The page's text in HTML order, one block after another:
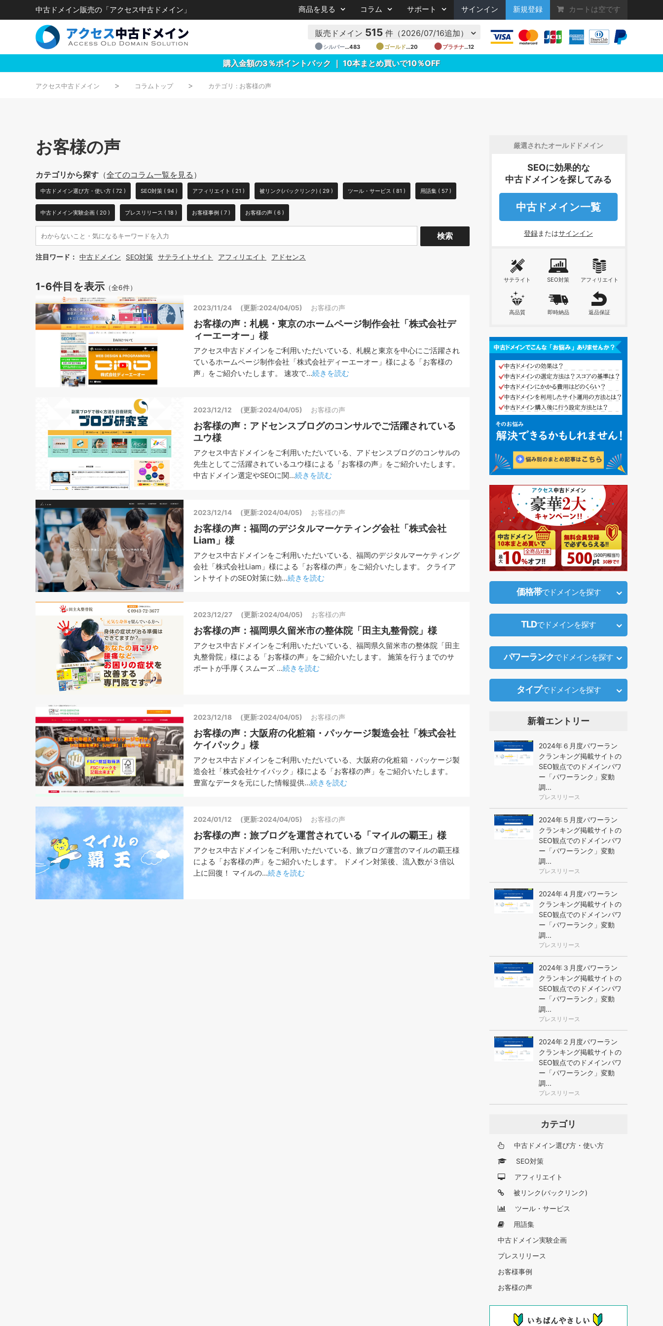
中古ドメイン販売の「アクセス中古ドメイン」 商品を見る コラム サポート サインイン 新規登録 カートは空です
販売ドメイン 515 件 （2026/07/16追加）
●シルバー…483 ●ゴールド…20 ●プラチナ…12
購入金額の3％ポイントバック ｜ 10本まとめ買いで10％OFF
アクセス中古ドメイン コラムトップ カテゴリ : お客様の声
お客様の声
カテゴリから探す （全てのコラム一覧を見る ）
中古ドメイン選び方・使い方 ( 72 ) SEO対策 ( 94 ) アフィリエイト ( 21 ) 被リンク(バックリンク) ( 29 ) ツール・サービス ( 81 ) 用語集 ( 57 )
中古ドメイン実験企画 ( 20 ) プレスリリース ( 18 ) お客様事例 ( 7 ) お客様の声 ( 6 )
注目ワード： 中古ドメイン SEO対策 サテライトサイト アフィリエイト アドセンス
1-6件目を表示 （全6件）
2023/11/24 (更新:2024/04/05) お客様の声
お客様の声：札幌・東京のホームページ制作会社「株式会社デ
ィーエーオー」様
アクセス中古ドメインをご利用いただいている、札幌と東京を中心にご活躍され
ているホームページ制作会社「株式会社ディーエーオー」様による「お客様の
声」をご紹介いたします。 速攻で...続きを読む
2023/12/12 (更新:2024/04/05) お客様の声
お客様の声：アドセンスブログのコンサルでご活躍されている
ユウ様
アクセス中古ドメインをご利用いただいている、アドセンスブログのコンサルの
先生としてご活躍されているユウ様による「お客様の声」をご紹介いたします。
中古ドメイン選定やSEOに関...続きを読む
2023/12/14 (更新:2024/04/05) お客様の声
お客様の声：福岡のデジタルマーケティング会社「株式会社
Liam」様
アクセス中古ドメインをご利用いただいている、福岡のデジタルマーケティング
会社「株式会社Liam」様による「お客様の声」をご紹介いたします。 クライア
ントサイトのSEO対策に効...続きを読む
2023/12/27 (更新:2024/04/05) お客様の声
お客様の声：福岡県久留米市の整体院「田主丸整骨院」様
アクセス中古ドメインをご利用いただいている、福岡県久留米市の整体院「田主
丸整骨院」様による「お客様の声」をご紹介いたします。 施策を行うまでのサ
ポートが手厚くスムーズ ...続きを読む
2023/12/18 (更新:2024/04/05) お客様の声
お客様の声：大阪府の化粧箱・パッケージ製造会社「株式会社
ケイパック」様
アクセス中古ドメインをご利用いただいている、大阪府の化粧箱・パッケージ製
造会社「株式会社ケイパック」様による「お客様の声」をご紹介いたします。
豊富なデータを元にした情報提供...続きを読む
2024/01/12 (更新:2024/04/05) お客様の声
お客様の声：旅ブログを運営されている「マイルの覇王」様
アクセス中古ドメインをご利用いただいている、旅ブログ運営のマイルの覇王様
による「お客様の声」をご紹介いたします。 ドメイン対策後、流入数が３倍以
上に回復！ マイルの...続きを読む
厳選されたオールドドメイン
SEOに効果的な
中古ドメインを探してみる
中古ドメイン一覧
登録またはサインイン
サテライト SEO対策 アフィリエイト
高品質 即時納品 返品保証
価格帯でドメインを探す
TLDでドメインを探す
パワーランクでドメインを探す
タイプでドメインを探す
新着エントリー
2024年６月度パワーラン
クランキング掲載サイトの
SEO観点でのドメインパワ
ー「パワーランク」変動
調...
プレスリリース
2024年５月度パワーラン
クランキング掲載サイトの
SEO観点でのドメインパワ
ー「パワーランク」変動
調...
プレスリリース
2024年４月度パワーラン
クランキング掲載サイトの
SEO観点でのドメインパワ
ー「パワーランク」変動
調...
プレスリリース
2024年３月度パワーラン
クランキング掲載サイトの
SEO観点でのドメインパワ
ー「パワーランク」変動
調...
プレスリリース
2024年２月度パワーラン
クランキング掲載サイトの
SEO観点でのドメインパワ
ー「パワーランク」変動
調...
プレスリリース
カテゴリ
中古ドメイン選び方・使い方
SEO対策
アフィリエイト
被リンク(バックリンク)
ツール・サービス
用語集
中古ドメイン実験企画
プレスリリース
お客様事例
お客様の声